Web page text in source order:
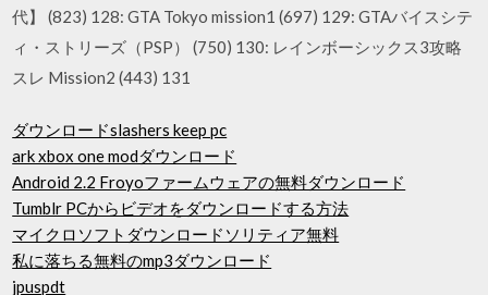
代】 (823) 128: GTA Tokyo mission1 (697) 129: GTAバイスシテ
ィ・ストリーズ（PSP） (750) 130: レインボーシックス3攻略
スレ Mission2 (443) 131
ダウンロードslashers keep pc
ark xbox one modダウンロード
Android 2.2 Froyoファームウェアの無料ダウンロード
Tumblr PCからビデオをダウンロードする方法
マイクロソフトダウンロードソリティア無料
私に落ちる無料のmp3ダウンロード
jpuspdt